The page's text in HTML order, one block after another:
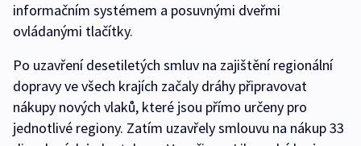
informačním systémem a posuvnými dveřmi
ovládanými tlačítky.
Po uzavření desetiletých smluv na zajištění regionální
dopravy ve všech krajích začaly dráhy připravovat
nákupy nových vlaků, které jsou přímo určeny pro
jednotlivé regiony. Zatím uzavřely smlouvu na nákup 33